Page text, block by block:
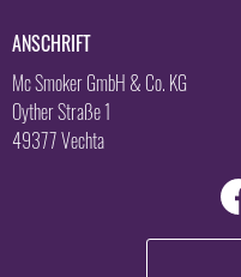
ANSCHRIFT
Mc Smoker GmbH & Co. KG
Oyther Straße 1
49377 Vechta